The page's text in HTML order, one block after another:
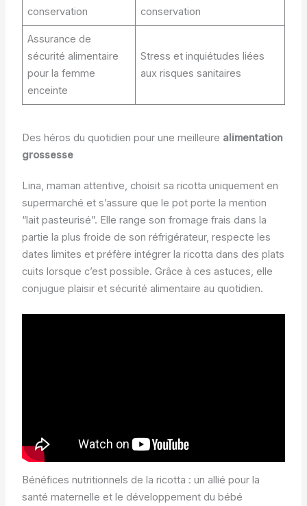
conservation
conservation
Assurance de
sécurité alimentaire
pour la femme
enceinte
Stress et inquiétudes liées
aux risques sanitaires
Des héros du quotidien pour une meilleure alimentation
grossesse
Lina, maman attentive, choisit sa ricotta uniquement en
supermarché et s’assure que le pot porte la mention
“lait pasteurisé”. Elle range son fromage frais dans la
partie la plus froide de son réfrigérateur, respecte les
dates limites et préfère intégrer la ricotta dans des plats
cuits lorsque c’est possible. Grâce à ces astuces, elle
conjugue plaisir et sécurité alimentaire au quotidien.
Bénéfices nutritionnels de la ricotta : un allié pour la
santé maternelle et le développement du bébé